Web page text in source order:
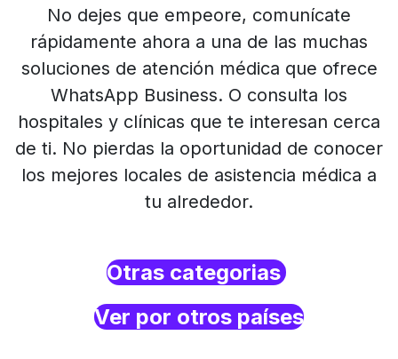
No dejes que empeore, comunícate
rápidamente ahora a una de las muchas
soluciones de atención médica que ofrece
WhatsApp Business. O consulta los
hospitales y clínicas que te interesan cerca
de ti. No pierdas la oportunidad de conocer
los mejores locales de asistencia médica a
tu alrededor.
Otras categorias
Ver por otros países